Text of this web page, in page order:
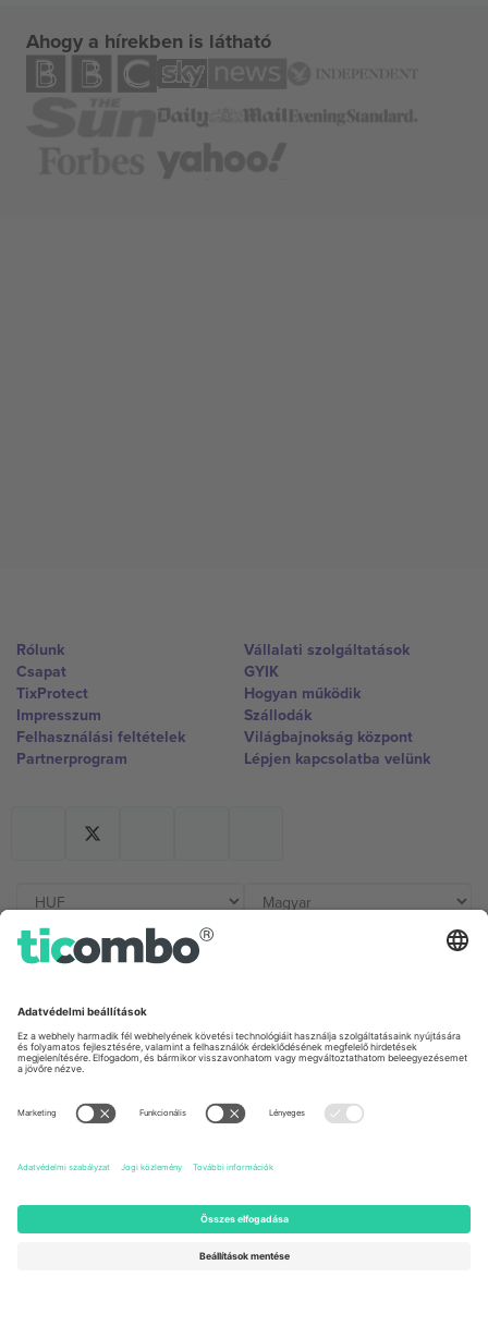
Ahogy a hírekben is látható
Rólunk
Csapat
TixProtect
Impresszum
Felhasználási feltételek
Partnerprogram
Vállalati szolgáltatások
GYIK
Hogyan működik
Szállodák
Világbajnokság központ
Lépjen kapcsolatba velünk
Germany
Unter den Linden 24, 10117
Berlin, Germany
United Kingdom
167 City Road, London, Greater
Newark, Delaware 19713, United
States
Engelberg, Switzerland